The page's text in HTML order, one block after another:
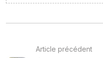
Article précédent